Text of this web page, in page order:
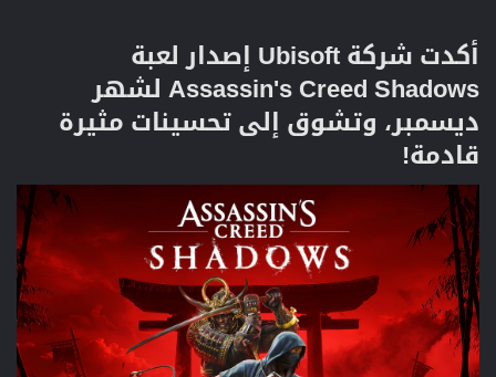
أكدت شركة Ubisoft إصدار لعبة
Assassin's Creed Shadows لشهر
ديسمبر، وتشوق إلى تحسينات مثيرة
قادمة!​